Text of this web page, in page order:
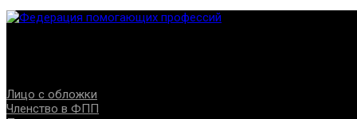
Лицо с обложки
Членство в ФПП